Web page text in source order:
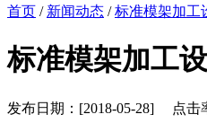
首页 / 新闻动态 /标准模架加工
标准模架加工
发布日期：[2018-05-28] 点击